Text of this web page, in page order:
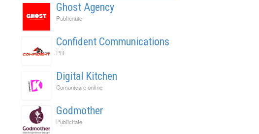
Ghost Agency
Publicitate
Confident Communications
PR
Digital Kitchen
Comunicare online
Godmother
Publicitate